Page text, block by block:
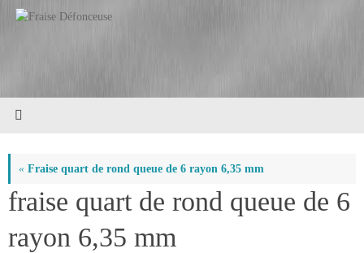
Passer
« Fraise quart de rond queue de 6 rayon 6,35 mm
fraise quart de rond queue de 6
rayon 6,35 mm